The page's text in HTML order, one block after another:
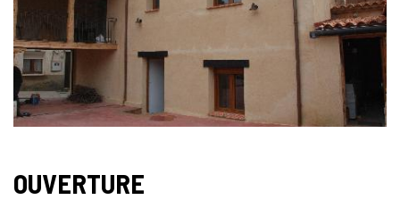
OUVERTURE